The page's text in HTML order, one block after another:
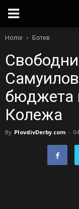
Home Ботев
бюджета
Колежа
By PlovdivDerby.com -